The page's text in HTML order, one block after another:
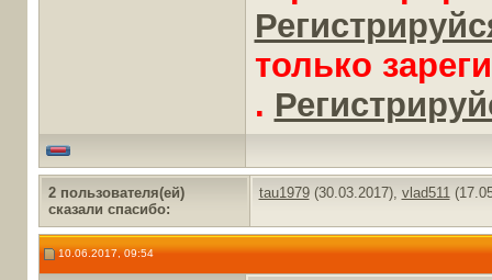
только
.
2 пользователя(ей)
сказали cпасибо:
tau1979(30.03.2017), vlad511
10.06.2017, 09:54